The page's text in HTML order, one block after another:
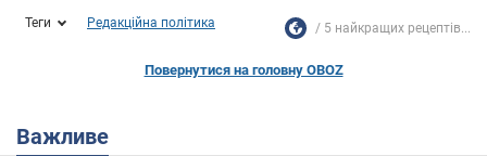
Теги Редакційна політика 5 найкращих рецептів...
Повернутися на головну OBOZ
Важливе